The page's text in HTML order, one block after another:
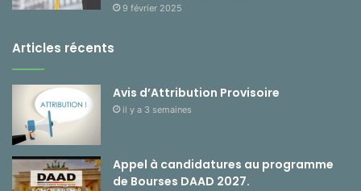
9 février 2025
Articles récents
Avis d’Attribution Provisoire
il y a 3 semaines
Appel à candidatures au programme
de Bourses DAAD 2027.